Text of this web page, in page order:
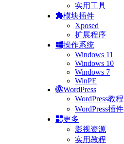
实用工具
模块插件
Xposed
扩展程序
操作系统
Windows 11
Windows 10
Windows 7
WinPE
WordPress
WordPress教程
WordPress插件
更多
影视资源
实用教程